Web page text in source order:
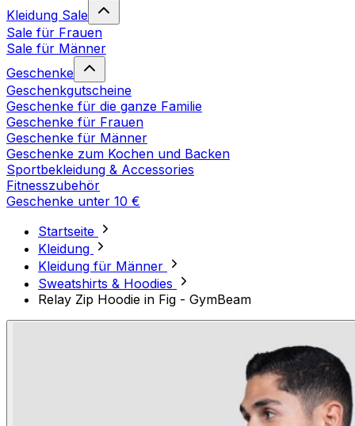
Kleidung Sale
Sale für Frauen
Sale für Männer
Geschenke
Geschenkgutscheine
Geschenke für die ganze Familie
Geschenke für Frauen
Geschenke für Männer
Geschenke zum Kochen und Backen
Sportbekleidung & Accessories
Fitnesszubehör
Geschenke unter 10 €
Startseite
Kleidung
Kleidung für Männer
Sweatshirts & Hoodies
Relay Zip Hoodie in Fig - GymBeam